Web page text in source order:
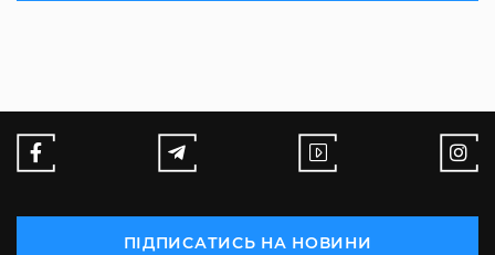
ПІДПИСАТИСЬ НА НОВИНИ